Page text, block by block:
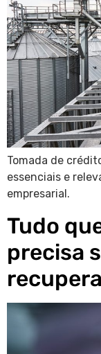
Tomada de
essenciais e
empresarial.
Tudo
precisa